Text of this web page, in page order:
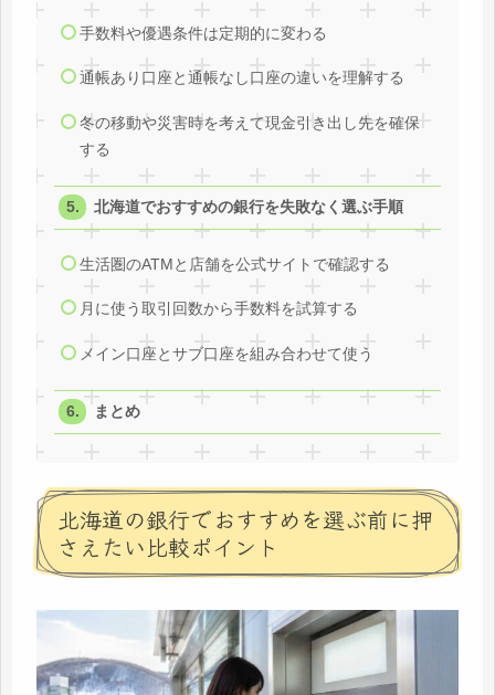
手数料や優遇条件は定期的に変わる
通帳あり口座と通帳なし口座の違いを理解する
冬の移動や災害時を考えて現金引き出し先を確保
する
北海道でおすすめの銀行を失敗なく選ぶ手順
生活圏のATMと店舗を公式サイトで確認する
月に使う取引回数から手数料を試算する
メイン口座とサブ口座を組み合わせて使う
まとめ
北海道の銀行でおすすめを選ぶ前に押
さえたい比較ポイント